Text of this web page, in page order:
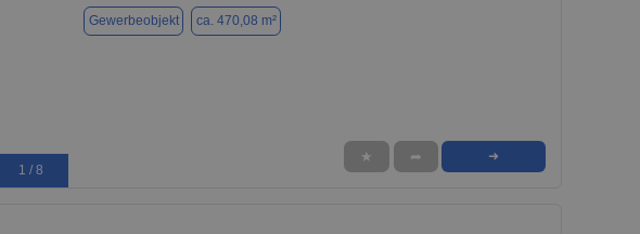
1 / 8
Gewerbeobjekt ca. 470,08 m²
★ ➦ ➜